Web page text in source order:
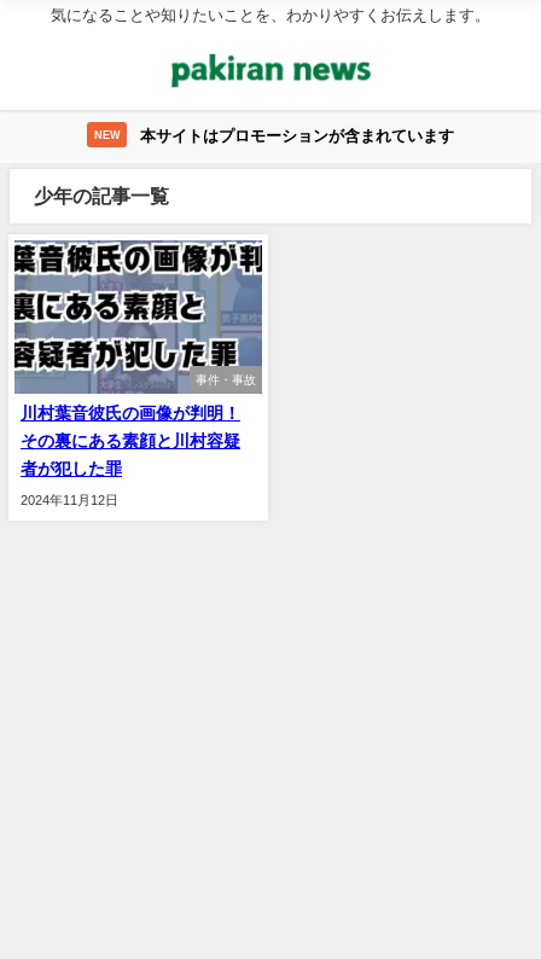
気になることや知りたいことを、わかりやすくお伝えします。
NEW 本サイトはプロモーションが含まれています
少年の記事一覧
事件・事故
川村葉音彼氏の画像が判明！
その裏にある素顔と川村容疑
者が犯した罪
2024年11月12日